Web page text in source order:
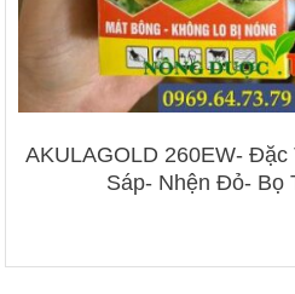
AKULAGOLD 260EW-
Sáp- Nhện Đỏ- Bọ